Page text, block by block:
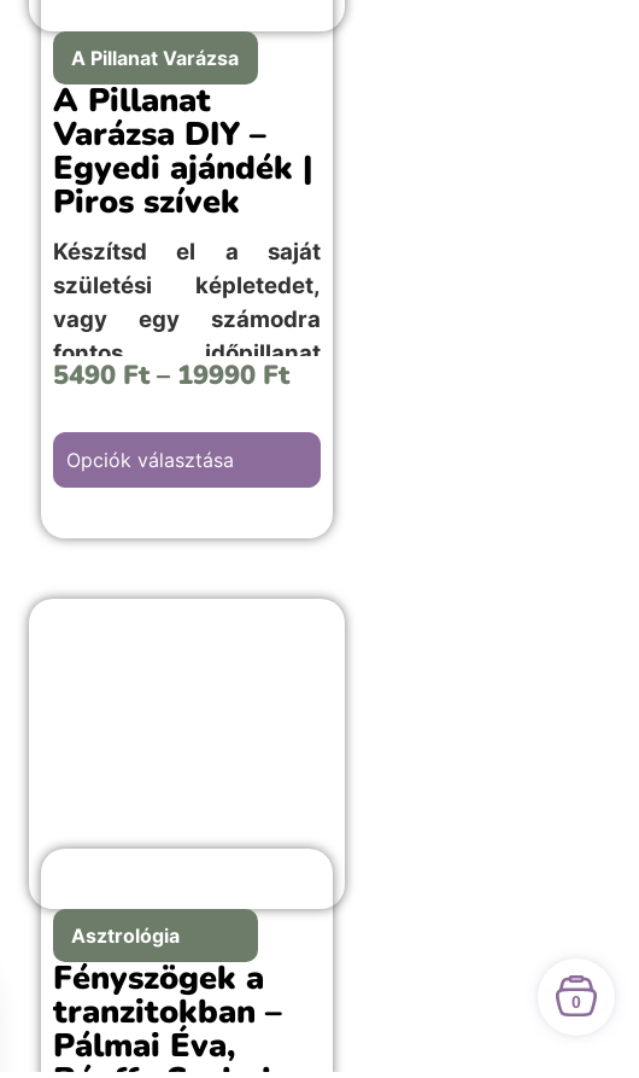
A Pillanat Varázsa
A Pillanat
Varázsa DIY –
Egyedi ajándék |
Piros szívek
Készítsd el a saját
születési képletedet,
vagy egy számodra
fontos időpillanat
képletét egyszerűen!
választása, bármilyen
5490 Ft – 19990 Ft
Opciók választása
Asztrológia
Fényszögek a
tranzitokban –
Pálmai Éva,
0